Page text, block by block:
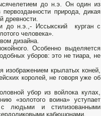
до н.э. Он один из
природа, дикая
древности.
до н.э.,- Иссыкский курган с
человека».
дизайна.
Особенно выделяется
уборов: это не тиара, не
изображением крылатых коней,
королей, не говоря уже об
убор из войлока кулах,
«золотого воина» уступает
с людьми и стилизованными
кабюшонами.